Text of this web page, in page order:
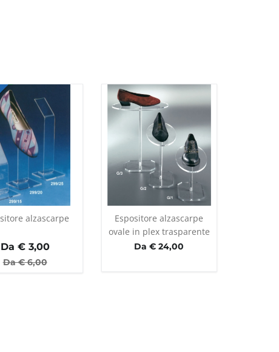
alzascarpe
Da €3,00
Da €6,00
Espositore alzascarpe
ovale in plex trasparente
Da € 24,00